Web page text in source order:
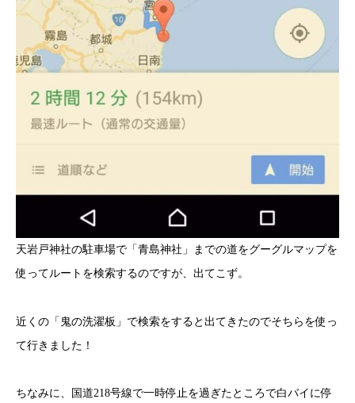
天岩戸神社の駐車場で「青島神社」までの道をグーグルマップを
使ってルートを検索するのですが、出てこず。
近くの「鬼の洗濯板」で検索をすると出てきたのでそちらを使っ
て行きました！
ちなみに、国道218号線で一時停止を過ぎたところで白バイに停